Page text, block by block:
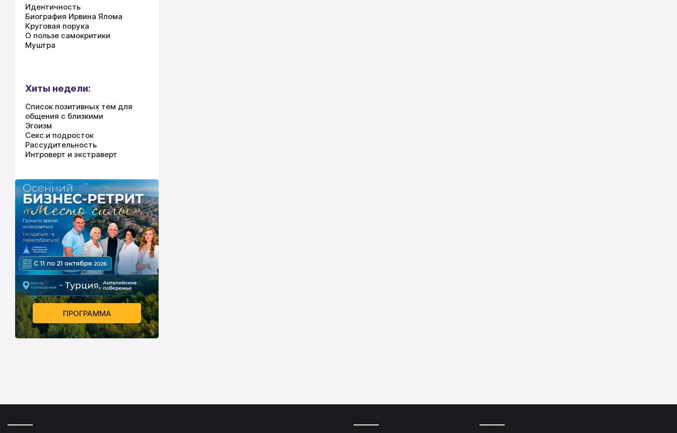
Идентичность
Биография Ирвина Ялома
Круговая порука
О пользе самокритики
Муштра
Хиты недели:
Список позитивных тем для
общения с близкими
Эгоизм
Секс и подросток
Рассудительность
Интроверт и экстраверт
ПРОГРАММА